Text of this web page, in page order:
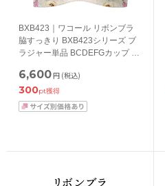
BXB423｜ワコール リボンブラ
脇すっきり BXB423シリーズ ブ
ラジャー単品 BCDEFGカップ ア
6,600円 (税込)
300pt獲得